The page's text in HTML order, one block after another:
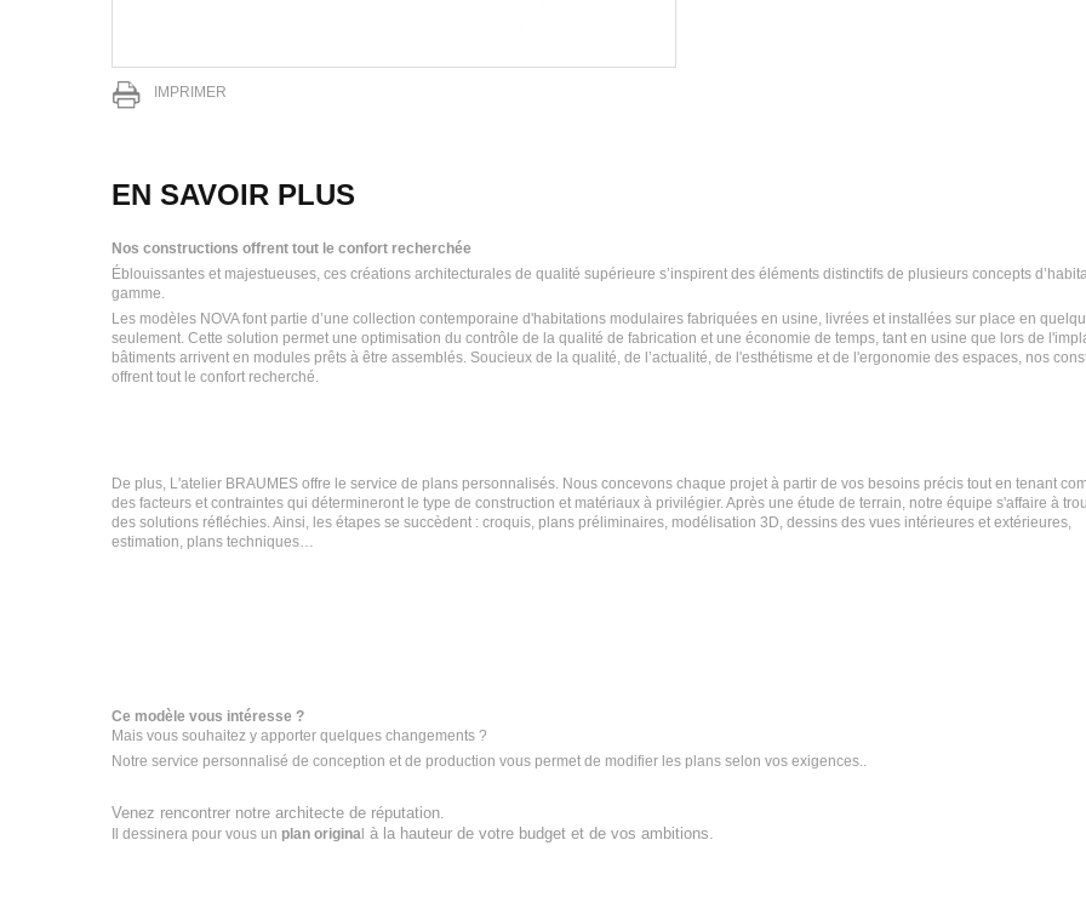
IMPRIMER
EN SAVOIR PLUS
Nos constructions offrent tout le confort recherchée
Éblouissantes et majestueuses, ces créations architecturales de qualité supérieure s’inspirent des éléments distinctifs de plusieurs concepts
gamme.
Les modèles NOVA font partie d’une collection contemporaine d'habitations modulaires fabriquées en usine, livrées et installées sur place en
seulement. Cette solution permet une optimisation du contrôle de la qualité de fabrication et une économie de temps, tant en usine que lors de
bâtiments arrivent en modules prêts à être assemblés. Soucieux de la qualité, de l’actualité, de l'esthétisme et de l'ergonomie des espaces, nos
offrent tout le confort recherché.
De plus, L'atelier BRAUMES offre le service de plans personnalisés. Nous concevons chaque projet à partir de vos besoins précis tout en tenant
des facteurs et contraintes qui détermineront le type de construction et matériaux à privilégier. Après une étude de terrain, notre équipe s'affaire à
des solutions réfléchies. Ainsi, les étapes se succèdent : croquis, plans préliminaires, modélisation 3D, dessins des vues intérieures et extérieures,
estimation, plans techniques…
Ce modèle vous intéresse ?
Mais vous souhaitez y apporter quelques changements ?
Notre service personnalisé de conception et de production vous permet de modifier les plans selon vos exigences..
Venez rencontrer notre architecte de réputation.
Il dessinera pour vous un plan origina à la hauteur de votre budget et de vos ambitions.